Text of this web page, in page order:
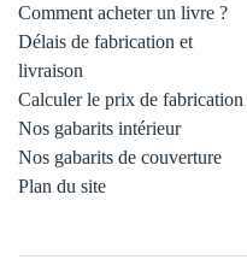
Comment acheter un livre ?
Délais de fabrication et
livraison
Calculer le prix de fabrication
Nos gabarits intérieur
Nos gabarits de couverture
Plan du site